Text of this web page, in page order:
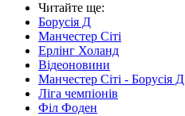
Читайте ще:
Борусія Д
Манчестер Сіті
Ерлінг Холанд
Відеоновини
Манчестер Сіті - Борусія Д
Ліга чемпіонів
Філ Фоден